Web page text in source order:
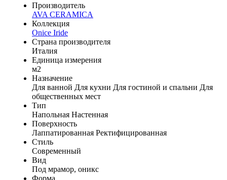
Производитель
AVA CERAMICA
Коллекция
Onice Iride
Страна производителя
Италия
Единица измерения
м2
Назначение
Для ванной Для кухни Для гостиной и спальни Для
общественных мест
Тип
Напольная Настенная
Поверхность
Лаппатированная Ректифицированная
Стиль
Современный
Вид
Под мрамор, оникс
Форма